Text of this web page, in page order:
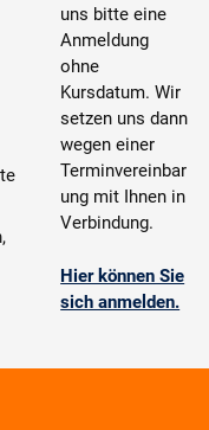
uns bitte eine
Anmeldung
ohne
Kursdatum. Wir
setzen uns dann
wegen einer
Terminvereinbar
ung mit Ihnen in
Verbindung.
Hier können Sie
sich anmelden.